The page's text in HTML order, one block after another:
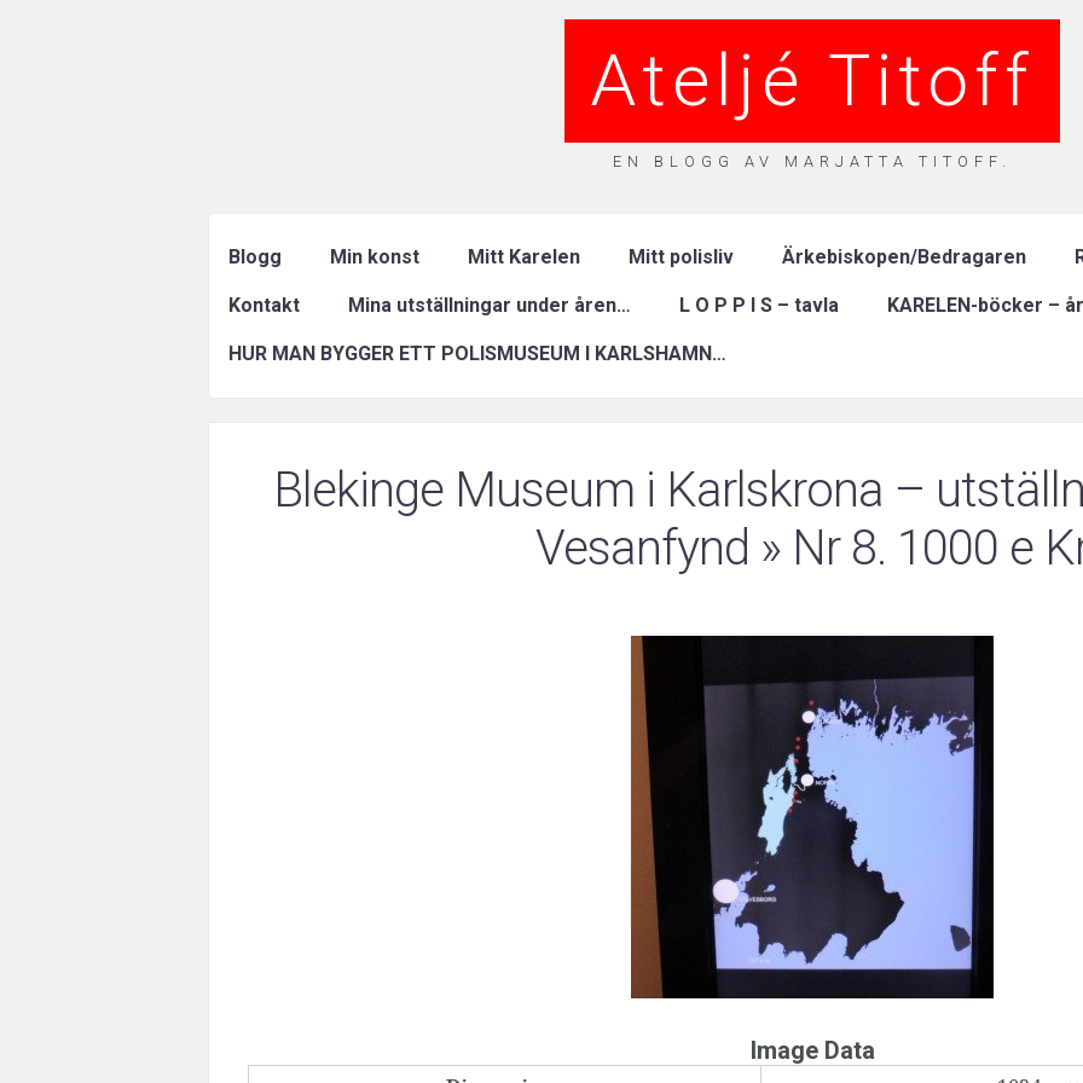
Ateljé Titoff
EN BLOGG AV MARJATTA TITOFF.
Blogg Min konst Mitt Karelen Mitt polisliv Ärkebiskopen/Bedragaren
Kontakt Mina utställningar under åren… L O P P I S – tavla KARELEN-böcker –
HUR MAN BYGGER ETT POLISMUSEUM I KARLSHAMN…
Blekinge Museum i Karlskrona –
Vesanfynd » Nr 8. 1000 e
Image Data